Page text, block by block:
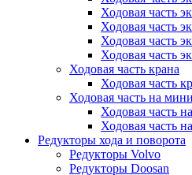
Ходовая часть
Ходовая часть
Ходовая часть
Ходовая часть
Ходовая часть крана
Ходовая часть
Ходовая часть на
Ходовая часть
Ходовая часть
Редукторы хода и поворота
Редукторы Volvo
Редукторы Doosan